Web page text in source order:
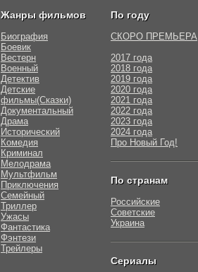
Жанры фильмов
Биография
Боевик
Вестерн
Военный
Детектив
Детские
фильмы(Сказки)
Документальный
Драма
Исторический
Комедия
Криминал
Мелодрама
Мультфильм
Приключения
Семейный
Триллер
Ужасы
Фантастика
Фэнтези
Трейлеры
По году
СКОРО ПРЕМЬЕРА
2017 года
2018 года
2019 года
2020 года
2021 года
2022 года
2023 года
2024 года
Про Новый Год!
По странам
Российские
Советские
Украина
Сериалы